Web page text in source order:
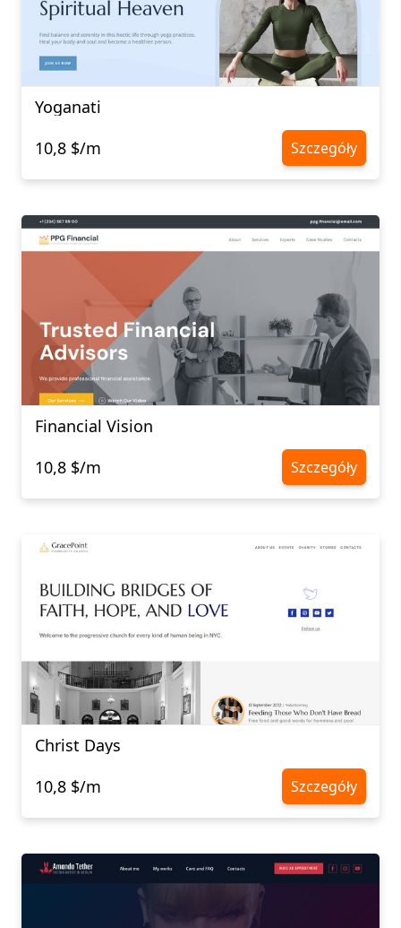
Yoganati
10,8 $/m
Szczegóły
Financial Vision
10,8 $/m
Szczegóły
Christ Days
10,8 $/m
Szczegóły